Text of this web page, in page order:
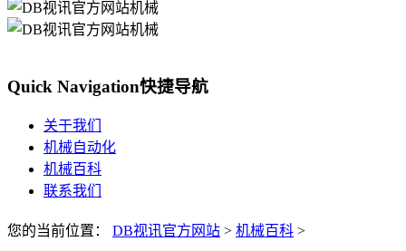
Quick Navigation快捷导航
关于我们
机械自动化
机械百科
联系我们
您的当前位置： DB视讯官方网站 > 机械百科 >